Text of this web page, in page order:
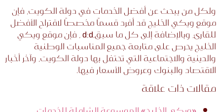
ولكل من يبحث عن أفضل الخدمات في دولة الكويت، فإن
موقع ويكي الخليج قد أفرد قسمًا مخصصًا لاقتراح الأفضل
للقارئ، وبالإضافة إلى كل ما سبق,d;d ، فإن موقع ويكي
الخليج يحرص على متابعة جميع المناسبات الوطنية
والدينية والاجتماعية التي تحتفل بها دولة الكويت، وآخر أخبار
الاقتصاد والبنوك وعروض الأسعار فيها.
مقالات ذات علاقة